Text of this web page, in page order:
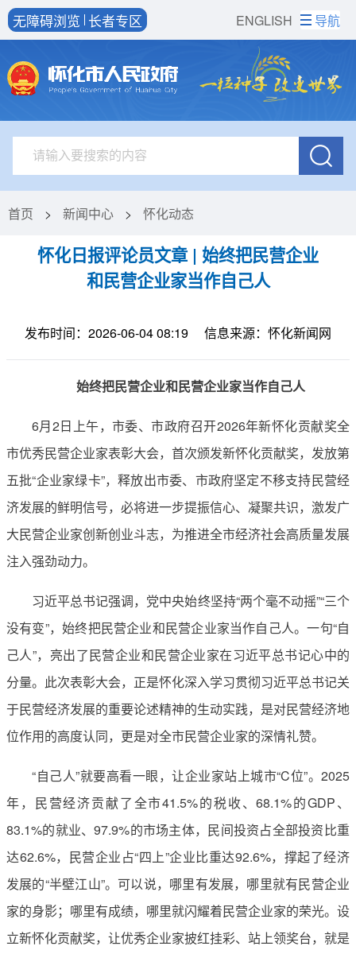
ENGLISH
无障碍浏览 长者专区 导航
首页 > 新闻中心 > 怀化动态
怀化日报评论员文章 | 始终把民营企业
和民营企业家当作自己人
发布时间：2026-06-04 08:19 信息来源：怀化新闻网
始终把民营企业和民营企业家当作自己人
6月2日上午，市委、市政府召开2026年新怀化贡献奖全
市优秀民营企业家表彰大会，首次颁发新怀化贡献奖，发放第
五批“企业家绿卡”，释放出市委、市政府坚定不移支持民营经
济发展的鲜明信号，必将进一步提振信心、凝聚共识，激发广
大民营企业家创新创业斗志，为推进全市经济社会高质量发展
注入强劲动力。
习近平总书记强调，党中央始终坚持“两个毫不动摇”“三个
没有变”，始终把民营企业和民营企业家当作自己人。一句“自
己人”，亮出了民营企业和民营企业家在习近平总书记心中的
分量。此次表彰大会，正是怀化深入学习贯彻习近平总书记关
于民营经济发展的重要论述精神的生动实践，是对民营经济地
位作用的高度认同，更是对全市民营企业家的深情礼赞。
“自己人”就要高看一眼，让企业家站上城市“C位”。2025
年，民营经济贡献了全市41.5%的税收、68.1%的GDP、
83.1%的就业、97.9%的市场主体，民间投资占全部投资比重
达62.6%，民营企业占“四上”企业比重达92.6%，撑起了经济
发展的“半壁江山”。可以说，哪里有发展，哪里就有民营企业
家的身影；哪里有成绩，哪里就闪耀着民营企业家的荣光。设
立新怀化贡献奖，让优秀企业家披红挂彩、站上领奖台，就是